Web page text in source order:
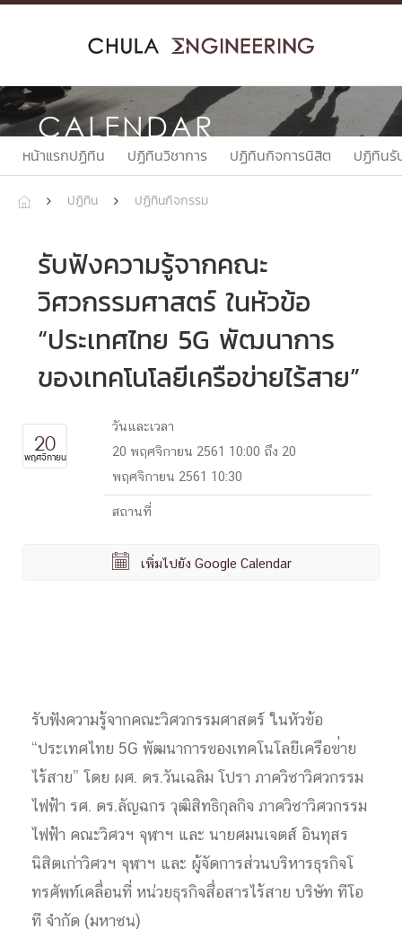
Skip
CALENDAR
หน้าแรกปฏิทิน ปฏิทินวิชาการ ปฏิทินกิจการนิสิต ปฏิทินรั
  ปฏิทิน  ปฏิทินกิจกรรม
รับฟังความรู้จากคณะ
วิศวกรรมศาสตร์ ในหัวข้อ
“ประเทศไทย 5G พัฒนาการ
ของเทคโนโลยีเครือข่ายไร้สาย”
20
พฤศจิกายน
วันและเวลา
20 พฤศจิกายน 2561 10:00 ถึง 20
พฤศจิกายน 2561 10:30
สถานที่
 เพิ่มไปยัง Google Calendar
รับฟังความรู้จากคณะวิศวกรรมศาสตร์ ในหัวข้อ
“ประเทศไทย 5G พัฒนาการของเทคโนโลยีเครือข่าย
ไร้สาย” โดย ผศ. ดร.วันเฉลิม โปรา ภาควิชาวิศวกรรม
ไฟฟ้า รศ. ดร.ลัญฉกร วุฒิสิทธิกุลกิจ ภาควิชาวิศวกรรม
ไฟฟ้า คณะวิศวฯ จุฬาฯ และ นายศมนเจตส์ อินทุสร
นิสิตเก่าวิศวฯ จุฬาฯ และ ผู้จัดการส่วนบริหารธุรกิจโ
ทรศัพท์เคลื่อนที่ หน่วยธุรกิจสื่อสารไร้สาย บริษัท ทีโอ
ที จำกัด (มหาชน)